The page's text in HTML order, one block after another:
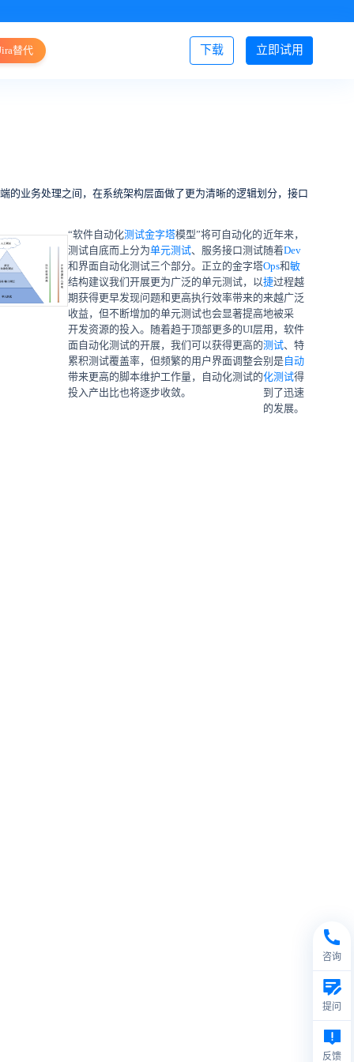
立即试用
下载
替代 登录/注册
的业务处理之间，在系统架构层面做了更为清晰的逻辑划分，接口
近年来，
随着Dev
Ops和敏
捷过程越
来越广泛
地被采
用，软件
测试、特
别是自动
化测试得
到了迅速
的发展。
“软件自动化测试金字塔模型”将可自动化的
测试自底而上分为单元测试、服务接口测试
和界面自动化测试三个部分。正立的金字塔
结构建议我们开展更为广泛的单元测试，以
期获得更早发现问题和更高执行效率带来的
收益，但不断增加的单元测试也会显著提高
开发资源的投入。随着趋于顶部更多的UI层
面自动化测试的开展，我们可以获得更高的
累积测试覆盖率，但频繁的用户界面调整会
带来更高的脚本维护工作量，自动化测试的
投入产出比也将逐步收敛。
咨询
提问
反馈